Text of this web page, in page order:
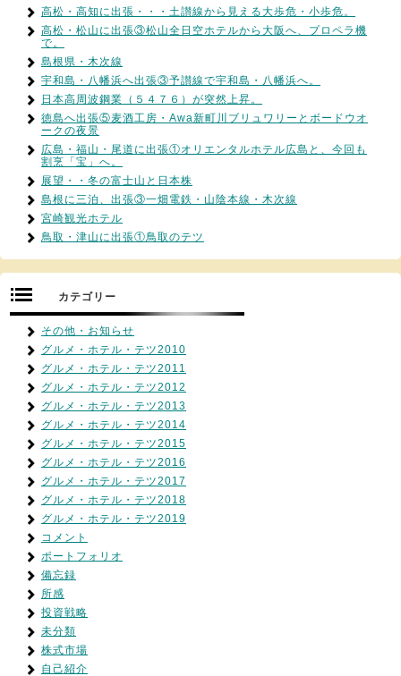
高松・高知に出張・・・土讃線から見える大歩危・小歩危。
高松・松山に出張③松山全日空ホテルから大阪へ、プロペラ機
で。
島根県・木次線
宇和島・八幡浜へ出張③予讃線で宇和島・八幡浜へ。
日本高周波鋼業（５４７６）が突然上昇。
徳島へ出張⑤麦酒工房・Awa新町川ブリュワリーとボードウオ
ークの夜景
広島・福山・尾道に出張①オリエンタルホテル広島と、今回も
割烹「宝」へ。
展望・・冬の富士山と日本株
島根に三泊、出張③一畑電鉄・山陰本線・木次線
宮崎観光ホテル
鳥取・津山に出張①鳥取のテツ
カテゴリー
その他・お知らせ
グルメ・ホテル・テツ2010
グルメ・ホテル・テツ2011
グルメ・ホテル・テツ2012
グルメ・ホテル・テツ2013
グルメ・ホテル・テツ2014
グルメ・ホテル・テツ2015
グルメ・ホテル・テツ2016
グルメ・ホテル・テツ2017
グルメ・ホテル・テツ2018
グルメ・ホテル・テツ2019
コメント
ポートフォリオ
備忘録
所感
投資戦略
未分類
株式市場
自己紹介